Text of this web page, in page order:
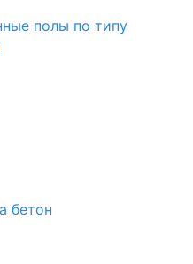
полы по типу
бетон